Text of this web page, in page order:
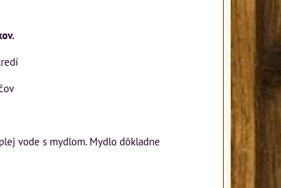
vode s mydlom. Mydlo dôkladne